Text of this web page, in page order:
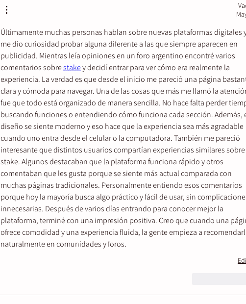
Últimamente muchas personas hablan sobre nuevas plataformas digitales
me dio curiosidad probar alguna diferente a las que siempre aparecen en
publicidad. Mientras leía opiniones en un foro argentino encontré varios
comentarios sobre stake y decidí entrar para ver cómo era realmente la
experiencia. La verdad es que desde el inicio me pareció una página
clara y cómoda para navegar. Una de las cosas que más me llamó la
fue que todo está organizado de manera sencilla. No hace falta perder
buscando funciones o entendiendo cómo funciona cada sección. Además,
diseño se siente moderno y eso hace que la experiencia sea más agradable
cuando uno entra desde el celular o la computadora. También me pareció
interesante que distintos usuarios compartían experiencias similares sobre
stake. Algunos destacaban que la plataforma funciona rápido y otros
comentaban que les gusta porque se siente más actual comparada con
muchas páginas tradicionales. Personalmente entiendo esos comentarios
porque hoy la mayoría busca algo práctico y fácil de usar, sin
innecesarias. Después de varios días entrando para conocer mejor la
plataforma, terminé con una impresión positiva. Creo que cuando una
ofrece comodidad y una experiencia fluida, la gente empieza a
naturalmente en comunidades y foros.